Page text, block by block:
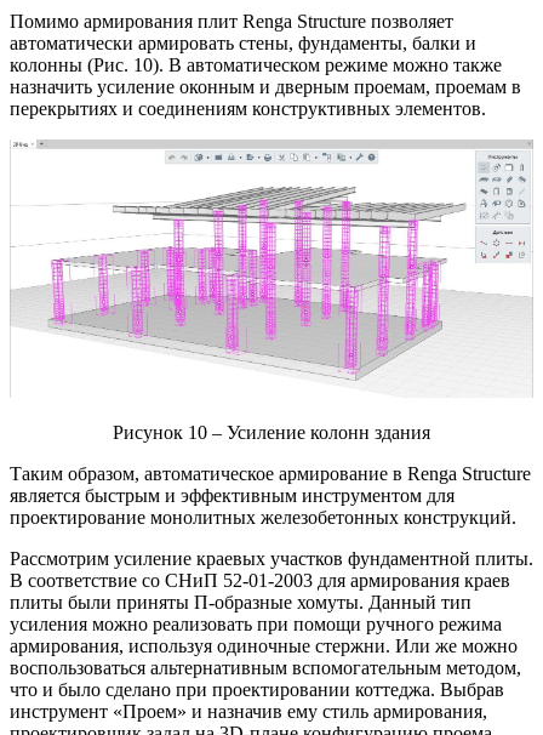
Помимо армирования плит Renga Structure позволяет
автоматически армировать стены, фундаменты, балки и
колонны (Рис. 10). В автоматическом режиме можно также
назначить усиление оконным и дверным проемам, проемам в
перекрытиях и соединениям конструктивных элементов.
Рисунок 10 – Усиление колонн здания
Таким образом, автоматическое армирование в Renga Structure
является быстрым и эффективным инструментом для
проектирование монолитных железобетонных конструкций.
Рассмотрим усиление краевых участков фундаментной плиты.
В соответствие со СНиП 52-01-2003 для армирования краев
плиты были приняты П-образные хомуты. Данный тип
усиления можно реализовать при помощи ручного режима
армирования, используя одиночные стержни. Или же можно
воспользоваться альтернативным вспомогательным методом,
что и было сделано при проектировании коттеджа. Выбрав
инструмент «Проем» и назначив ему стиль армирования,